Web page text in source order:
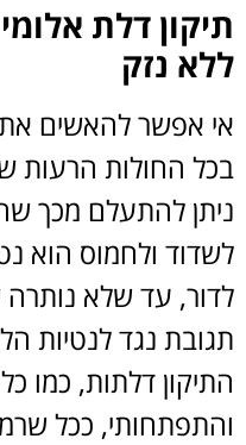
תיקון דלת
ללא נזק
אי אפשר להאשים
בכל החולות הרעות
ניתן להתעלם מכך
לשדוד ולחמוס הוא
לדור, עד שלא
תגובת נגד לנטיות
התיקון דלתות, כמו
והתפתחותי, ככל